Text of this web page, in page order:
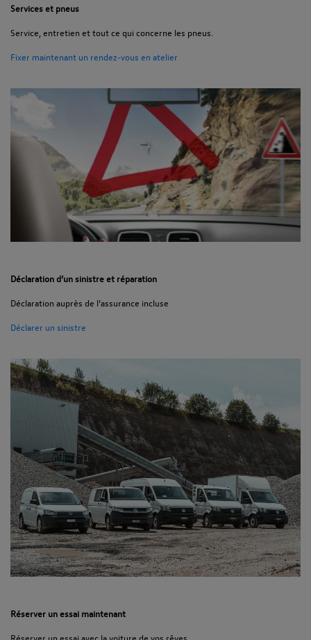
Services et pneus
Service, entretien et tout ce qui concerne les pneus.
Fixer maintenant un rendez-vous en atelier
Déclaration d’un sinistre et réparation
Déclaration auprès de l’assurance incluse
Déclarer un sinistre
Réserver un essai maintenant
Réserver un essai avec la voiture de vos rêves